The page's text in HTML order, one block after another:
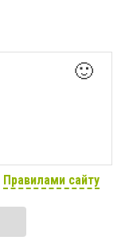
🙂
Правилами сайту